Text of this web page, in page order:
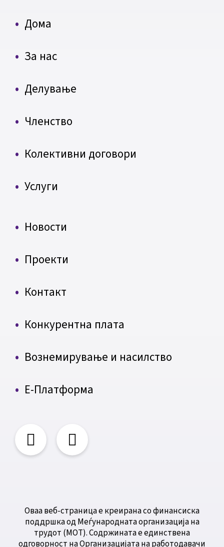
Дома
За нас
Делување
Членство
Колективни договори
Услуги
Новости
Проекти
Контакт
Конкурентна плата
Вознемирување и насилство
Е-Платформа
Оваа веб-страница е креирана со финансиска
поддршка од Меѓународната организација на
трудот (МОТ). Содржината е единствена
одговорност на Организацијата на работодавачи